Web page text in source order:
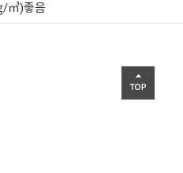
/㎥)좋음